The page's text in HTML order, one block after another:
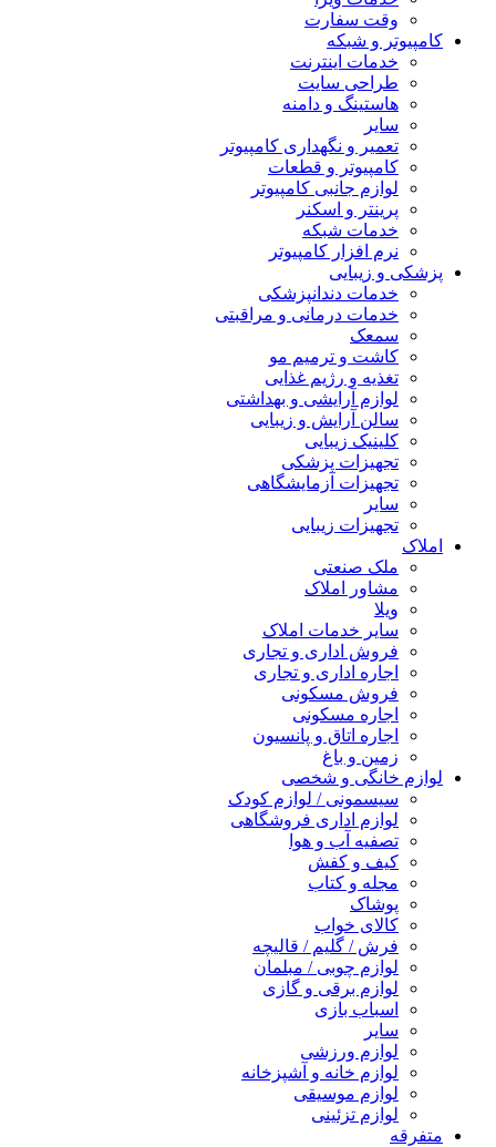
وقت سفارت
کامپیوتر و شبکه
خدمات اینترنت
طراحی سایت
هاستینگ و دامنه
سایر
تعمیر و نگهداری کامپیوتر
کامپیوتر و قطعات
لوازم جانبی کامپیوتر
پرینتر و اسکنر
خدمات شبکه
نرم افزار کامپیوتر
پزشکی و زیبایی
خدمات دندانپزشکی
خدمات درمانی و مراقبتی
سمعک
کاشت و ترمیم مو
تغذیه و رژیم غذایی
لوازم آرایشی و بهداشتی
سالن آرایش و زیبایی
کلینیک زیبایی
تجهیزات پزشکی
تجهیزات آزمایشگاهی
سایر
تجهیزات زیبایی
املاک
ملک صنعتی
مشاور املاک
ویلا
سایر خدمات املاک
فروش اداری و تجاری
اجاره اداری و تجاری
فروش مسکونی
اجاره مسکونی
اجاره اتاق و پانسیون
زمین و باغ
لوازم خانگی و شخصی
سیسمونی / لوازم کودک
لوازم اداری فروشگاهی
تصفیه آب و هوا
کیف و کفش
مجله و کتاب
پوشاک
کالای خواب
فرش / گلیم / قالیچه
لوازم چوبی / مبلمان
لوازم برقی و گازی
اسباب بازی
سایر
لوازم ورزشی
لوازم خانه و آشپزخانه
لوازم موسیقی
لوازم تزئینی
متفرقه